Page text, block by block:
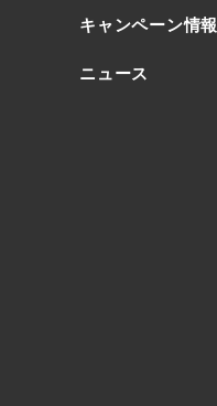
キャンペーン情報
ニュース